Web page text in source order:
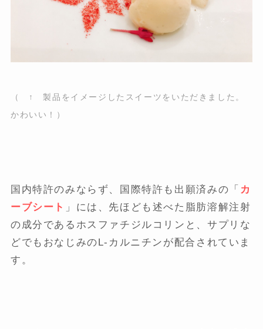
（ ↑ 製品をイメージしたスイーツをいただきました。
かわいい！）
国内特許のみならず、国際特許も出願済みの「 カ
ーブシート 」には、先ほども述べた脂肪溶解注射
の成分であるホスファチジルコリンと、サプリな
どでもおなじみのL-カルニチンが配合されていま
す。